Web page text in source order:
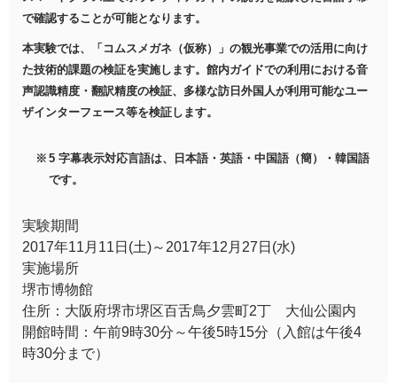
で確認することが可能となります。
本実験では、「コムスメガネ（仮称）」の観光事業での活用に向け
た技術的課題の検証を実施します。館内ガイドでの利用における音
声認識精度・翻訳精度の検証、多様な訪日外国人が利用可能なユー
ザインターフェース等を検証します。
5 字幕表示対応言語は、日本語・英語・中国語（簡）・韓国語
です。
実験期間
2017年11月11日(土)～2017年12月27日(水)
実施場所
堺市博物館
住所：大阪府堺市堺区百舌鳥夕雲町2丁 大仙公園内
開館時間：午前9時30分～午後5時15分（入館は午後4
時30分まで）